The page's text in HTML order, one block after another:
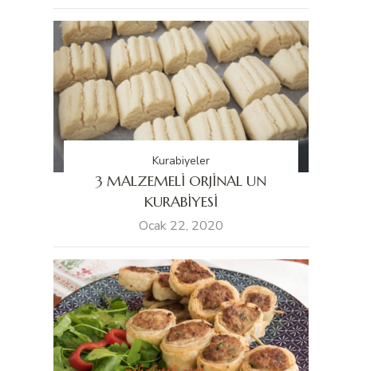
Kurabiyeler
3 MALZEMELİ ORJİNAL UN
KURABİYESİ
Ocak 22, 2020